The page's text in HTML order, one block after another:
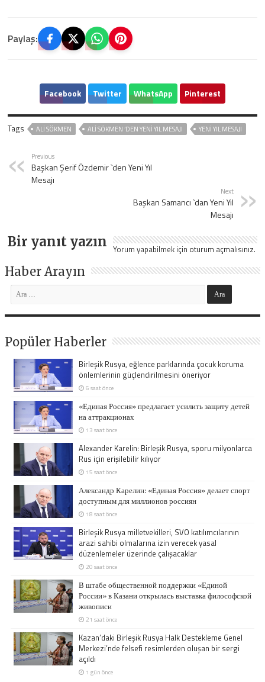
Paylaş:
Facebook Twitter WhatsApp Pinterest
Tags ALI SÖKMEN ALI SÖKMEN ‘DEN YENI YIL MESAJI YENI YIL MESAJI
Previous
Başkan Şerif Özdemir `den Yeni Yıl
Mesajı
Next
Başkan Samancı `dan Yeni Yıl
Mesajı
Bir yanıt yazın Yorum yapabilmek için oturum açmalısınız.
Haber Arayın
Popüler Haberler
Birleşik Rusya, eğlence parklarında çocuk koruma
önlemlerinin güçlendirilmesini öneriyor
6 saat önce
«Единая Россия» предлагает усилить защиту детей
на аттракционах
13 saat önce
Alexander Karelin: Birleşik Rusya, sporu milyonlarca
Rus için erişilebilir kılıyor
15 saat önce
Александр Карелин: «Единая Россия» делает спорт
доступным для миллионов россиян
18 saat önce
Birleşik Rusya milletvekilleri, SVO katılımcılarının
arazi sahibi olmalarına izin verecek yasal
düzenlemeler üzerinde çalışacaklar
20 saat önce
В штабе общественной поддержки «Единой
России» в Казани открылась выставка философской
живописи
21 saat önce
Kazan’daki Birleşik Rusya Halk Destekleme Genel
Merkezi’nde felsefi resimlerden oluşan bir sergi
açıldı
1 gün önce